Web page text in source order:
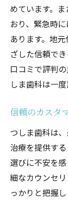
めています。
おり、緊急時
あります。地
ざした信頼で
口コミで評判
しま歯科は一
信頼のカスタ
つしま歯科は
治療を提供す
選びに不安を
細なカウンセ
っかりと把握